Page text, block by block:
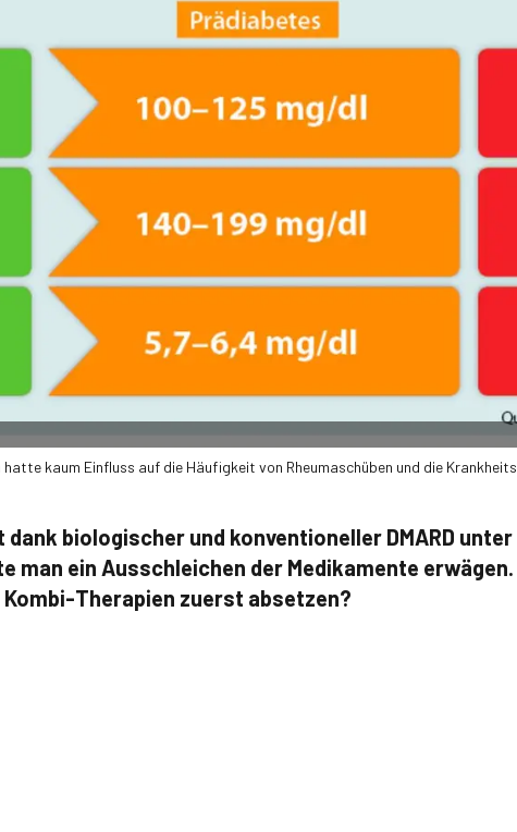
hatte kaum Einfluss auf die Häufigkeit von Rheumaschüben und die
biologischer und konventioneller DMARD unter
man ein Ausschleichen der Medikamente erwägen.
Therapien zuerst absetzen?